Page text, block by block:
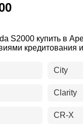
S2000 купить в
кредитования
City
Clarity
CR-X